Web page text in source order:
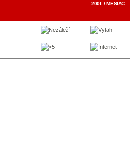
200€ / MESIAC